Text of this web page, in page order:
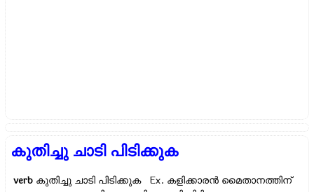
കുതിച്ചു ചാടി പിടിക്കുക
verb കുതിച്ചു ചാടി പിടിക്കുക Ex. കളിക്കാരൻ മൈതാനത്തിന്